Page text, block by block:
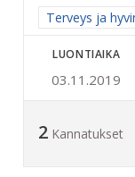
Rajaa tulokset
Terveys ja
LUONTIAIKA
03.11.2019
2 Kannatukset